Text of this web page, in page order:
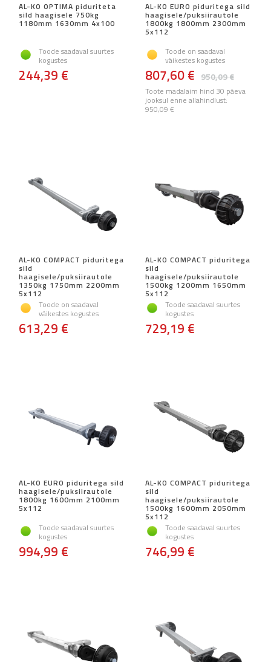
AL-KO OPTIMA piduriteta
sild haagisele 750kg
1180mm 1630mm 4x100
Toode saadaval suurtes
kogustes
244,39 €
AL-KO EURO piduritega sild
haagisele/puksiirautole
1800kg 1800mm 2300mm
5x112
Toode on saadaval
väikestes kogustes
950,09 €
807,60 €
Toote madalaim hind 30 päeva
jooksul enne allahindlust:
950,09 €
AL-KO COMPACT piduritega
sild
haagisele/puksiirautole
1350kg 1750mm 2200mm
5x112
Toode on saadaval
väikestes kogustes
613,29 €
AL-KO COMPACT piduritega
sild
haagisele/puksiirautole
1500kg 1200mm 1650mm
5x112
Toode saadaval suurtes
kogustes
729,19 €
AL-KO EURO piduritega sild
haagisele/puksiirautole
1800kg 1600mm 2100mm
5x112
Toode saadaval suurtes
kogustes
994,99 €
AL-KO COMPACT piduritega
sild
haagisele/puksiirautole
1500kg 1600mm 2050mm
5x112
Toode saadaval suurtes
kogustes
746,99 €